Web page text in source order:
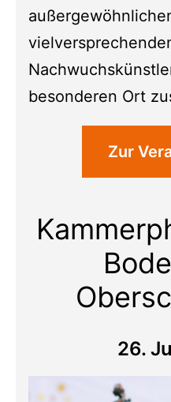
besonderen Ort
Zur
26.